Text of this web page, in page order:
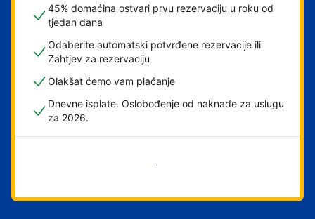
45% domaćina ostvari prvu rezervaciju u roku od
tjedan dana
Odaberite automatski potvrđene rezervacije ili
Zahtjev za rezervaciju
Olakšat ćemo vam plaćanje
Dnevne isplate. Oslobođenje od naknade za uslugu
za 2026.
Započni odmah